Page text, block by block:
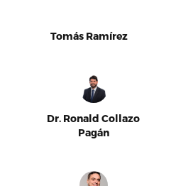
Tomás Ramírez
Dr. Ronald Collazo
Pagán